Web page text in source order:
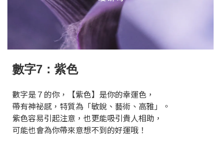
數字7：紫色
數字是７的你，【紫色】是你的幸運色，
帶有神祕感，特質為「敏銳、藝術、高雅」。
紫色容易引起注意，也更能吸引貴人相助，
可能也會為你帶來意想不到的好運哦！